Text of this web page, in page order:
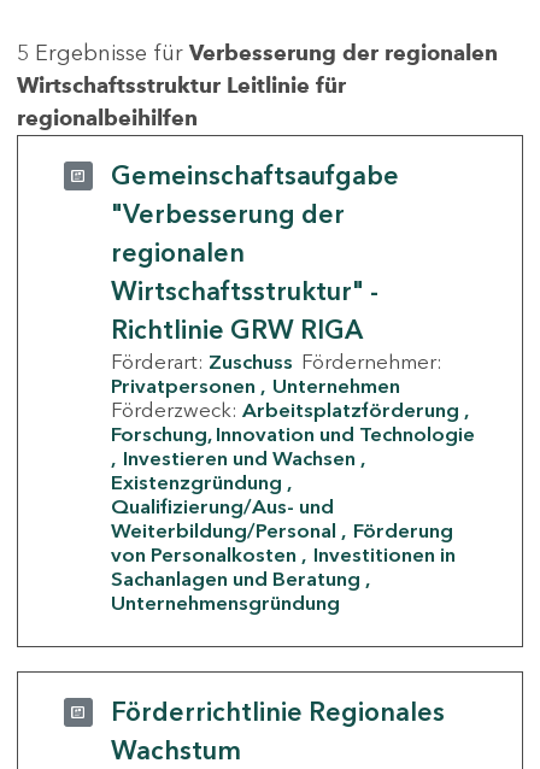
5 Ergebnisse für Verbesserung der regionalen
Wirtschaftsstruktur Leitlinie für
regionalbeihilfen
Gemeinschaftsaufgabe
"Verbesserung der
regionalen
Wirtschaftsstruktur" -
Richtlinie GRW RIGA
Förderart: Zuschuss Fördernehmer:
Privatpersonen
Unternehmen
Förderzweck: Arbeitsplatzförderung
Forschung, Innovation und Technologie
Investieren und Wachsen
Existenzgründung
Qualifizierung/Aus- und
Weiterbildung/Personal
Förderung
von Personalkosten
Investitionen in
Sachanlagen und Beratung
Unternehmensgründung
Förderrichtlinie Regionales
Wachstum